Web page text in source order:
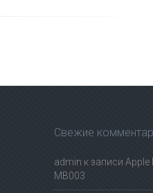
Свежие
admin к записи Apple
MB003